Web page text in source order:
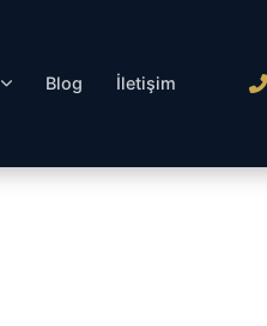
Blog İletişim